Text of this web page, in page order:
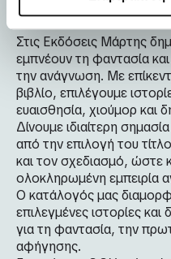
Στις Εκδόσεις Μάρτης
εμπνέουν τη φαντασία
την ανάγνωση. Με
βιβλίο, επιλέγουμε
ευαισθησία, χιούμορ και
Δίνουμε ιδιαίτερη
από την επιλογή του
και τον σχεδιασμό, ώστε
ολοκληρωμένη εμπειρία
Ο κατάλογός μας
επιλεγμένες ιστορίες
για τη φαντασία, την
αφήγησης.